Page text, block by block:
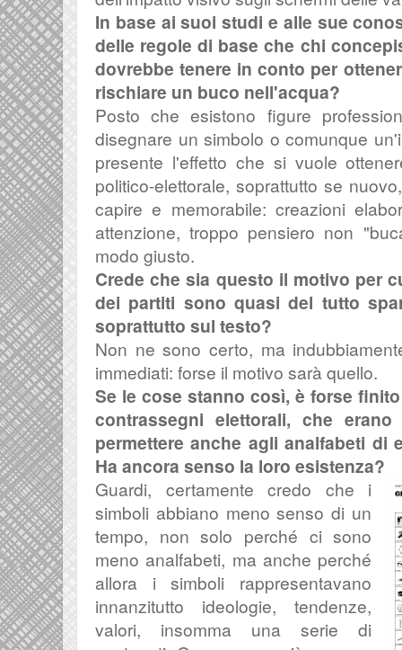
In base ai suoi studi e alle sue
delle regole di base che chi
dovrebbe tenere in conto per
rischiare un buco nell'acqua?
Posto che esistono figure
disegnare un simbolo o comunque
presente l'effetto che si vuole
politico-elettorale, soprattutto se
capire e memorabile: creazioni
attenzione, troppo pensiero non
modo giusto.
Crede che sia questo il motivo per
dei partiti sono quasi del tutto
soprattutto sul testo?
Non ne sono certo, ma
immediati: forse il motivo sarà quello.
Se le cose stanno così, è forse
contrassegni elettorali, che
permettere anche agli analfabeti di
Ha ancora senso la loro esistenza?
Guardi, certamente credo che i
simboli abbiano meno senso di un
tempo, non solo perché ci sono
meno analfabeti, ma anche perché
allora i simboli rappresentavano
innanzitutto ideologie, tendenze,
valori, insomma una serie di